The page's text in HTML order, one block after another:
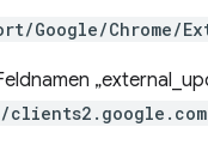
Google/Chrome/